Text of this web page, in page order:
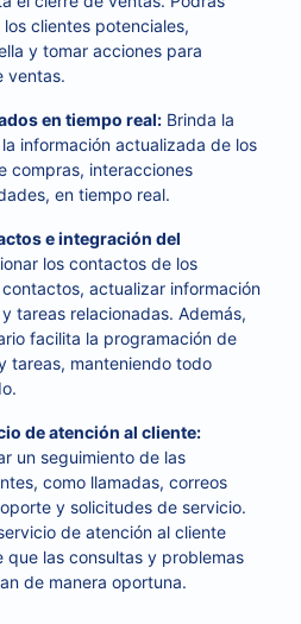
clientes potenciales,
y tomar acciones para
ventas.
en tiempo real: Brinda la
información actualizada de los
compras, interacciones
en tiempo real.
e integración del
los contactos de los
actualizar información
tareas relacionadas. Además,
facilita la programación de
tareas, manteniendo todo
de atención al cliente:
un seguimiento de las
como llamadas, correos
y solicitudes de servicio.
de atención al cliente
las consultas y problemas
de manera oportuna.